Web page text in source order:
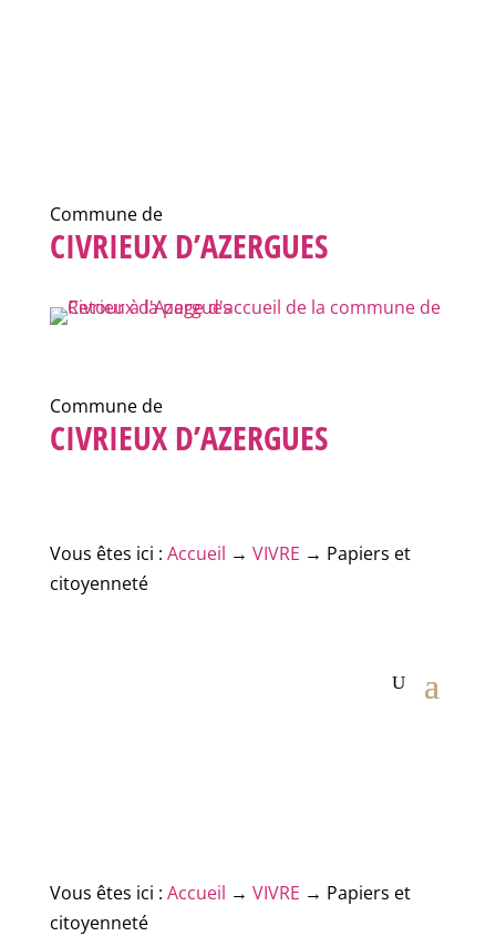
Commune de
CIVRIEUX D’AZERGUES
Commune de
CIVRIEUX D’AZERGUES
Vous êtes ici : Accueil → VIVRE → Papiers et
citoyenneté
Vous êtes ici : Accueil → VIVRE → Papiers et
citoyenneté